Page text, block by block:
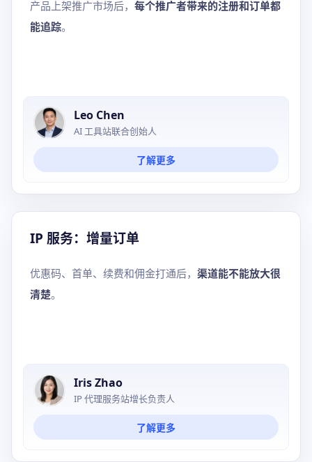
产品上架推广市场后， 每个推广者带来的注册和订单都
能追踪。
Leo Chen
AI 工具站联合创始人
了解更多
IP 服务：增量订单
优惠码、首单、续费和佣金打通后， 渠道能不能放大很
清楚。
Iris Zhao
IP 代理服务站增长负责人
了解更多